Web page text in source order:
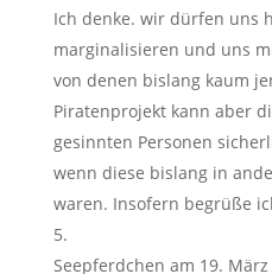
Ich denke. wir dürfen uns
marginalisieren und uns
von denen bislang kaum
Piratenprojekt kann aber
gesinnten Personen
wenn diese bislang in
waren. Insofern begrüße
Seepferdchen am 19.